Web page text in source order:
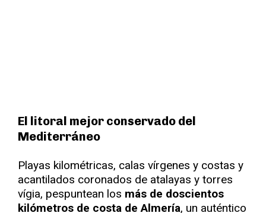
El litoral mejor conservado del
Mediterráneo
Playas kilométricas, calas vírgenes y costas y
acantilados coronados de atalayas y torres
vígia, pespuntean los más de doscientos
kilómetros de costa de Almería, un auténtico